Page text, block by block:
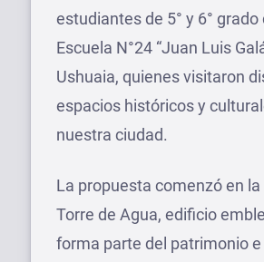
estudiantes de 5° y 6° grado
Escuela N°24 “Juan Luis
Ushuaia, quienes visitaron
espacios históricos y
nuestra ciudad.
La propuesta comenzó en
Torre de Agua, edificio
forma parte del patrimonio